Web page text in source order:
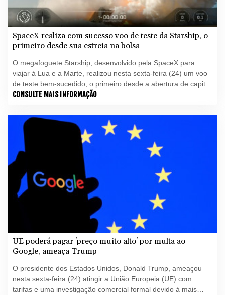
SpaceX realiza com sucesso voo de teste da Starship, o
primeiro desde sua estreia na bolsa
O megafoguete Starship, desenvolvido pela SpaceX para
viajar à Lua e a Marte, realizou nesta sexta-feira (24) um voo
de teste bem-sucedido, o primeiro desde a abertura de capital
da empresa em junho.
CONSULTE MAIS INFORMAÇÃO
UE poderá pagar 'preço muito alto' por multa ao
Google, ameaça Trump
O presidente dos Estados Unidos, Donald Trump, ameaçou
nesta sexta-feira (24) atingir a União Europeia (UE) com
tarifas e uma investigação comercial formal devido à mais